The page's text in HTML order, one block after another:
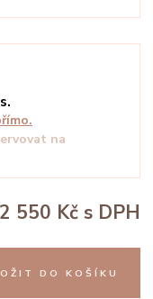
na
550 Kč s DPH
DO KOŠÍKU